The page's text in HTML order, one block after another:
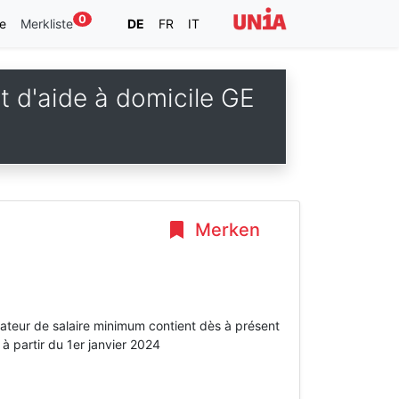
Merkliste 0 DE FR IT
d'aide à domicile GE
Merken
de salaire minimum contient dès à présent
partir du 1er janvier 2024